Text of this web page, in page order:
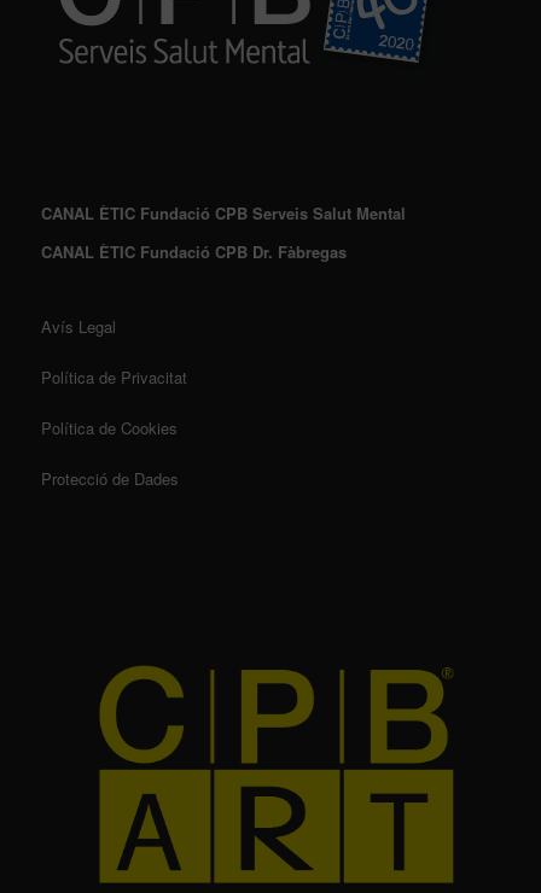
CANAL ÈTIC Fundació CPB Serveis Salut Mental
CANAL ÈTIC Fundació CPB Dr. Fàbregas
Avís Legal
Política de Privacitat
Política de Cookies
Protecció de Dades